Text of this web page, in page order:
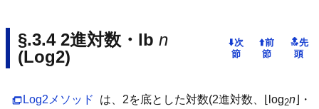
2進対数・lbn
(Log2)
Log2メソッド は、2を底とした対数(2進対数、⌊log2n ⌋・